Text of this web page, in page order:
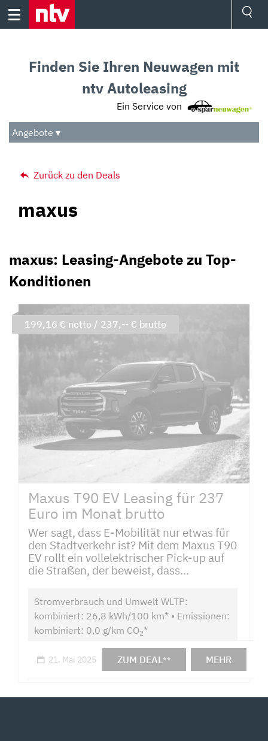
Skip
Audio
Das Beste
Finden Sie Ihren Neuwagen mit
ntv Autoleasing
Ein Service von
Angebote ▾
Zurück zu den Deals
maxus
maxus: Leasing-Angebote zu Top-
Konditionen
Maxus T90 EV Leasing für 237
Euro im Monat brutto
Wer sagt, dass E-Mobilität nur etwas für
den Stadtverkehr ist? Mit dem Maxus T90
EV rollt ein vollelektrischer Pick-up auf
die Straßen, der beweist, dass...
Stromverbrauch und Umwelt WLTP:
kombiniert: 26,8 kWh/100 km* • Emissionen:
kombiniert: 0,0 g/km CO2*
21. Mai 2025 ZUM DEAL** MEHR
199,16 € netto / 237,-- € brutto